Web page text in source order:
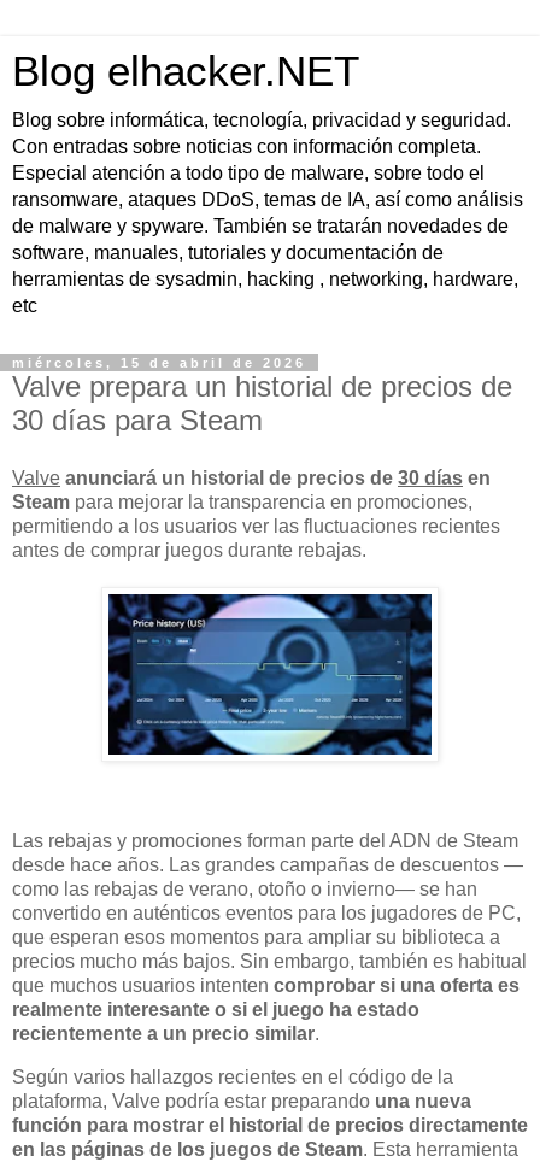
Blog elhacker.NET
Blog sobre informática, tecnología, privacidad y seguridad.
Con entradas sobre noticias con información completa.
Especial atención a todo tipo de malware, sobre todo el
ransomware, ataques DDoS, temas de IA, así como análisis
de malware y spyware. También se tratarán novedades de
software, manuales, tutoriales y documentación de
herramientas de sysadmin, hacking , networking, hardware,
etc
miércoles, 15 de abril de 2026
Valve prepara un historial de precios de
30 días para Steam
Valve anunciará un historial de precios de 30 días en
Steam para mejorar la transparencia en promociones,
permitiendo a los usuarios ver las fluctuaciones recientes
antes de comprar juegos durante rebajas.
Las rebajas y promociones forman parte del ADN de Steam
desde hace años. Las grandes campañas de descuentos —
como las rebajas de verano, otoño o invierno— se han
convertido en auténticos eventos para los jugadores de PC,
que esperan esos momentos para ampliar su biblioteca a
precios mucho más bajos. Sin embargo, también es habitual
que muchos usuarios intenten comprobar si una oferta es
realmente interesante o si el juego ha estado
recientemente a un precio similar.
Según varios hallazgos recientes en el código de la
plataforma, Valve podría estar preparando una nueva
función para mostrar el historial de precios directamente
en las páginas de los juegos de Steam. Esta herramienta